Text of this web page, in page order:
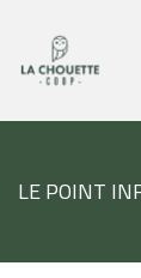
LE POINT